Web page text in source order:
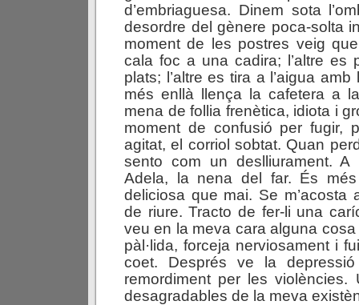
d’embriaguesa. Dinem sota
desordre del gènere poca-solta
moment de les postres veig
cala foc a una cadira; l’altre es
plats; l’altre es tira a l’aigua amb
més enllà llença la cafetera a
mena de follia frenètica, idiota i
moment de confusió per fugir,
agitat, el corriol sobtat. Quan
sento com un deslliurament. A
Adela, la nena del far. És
deliciosa que mai. Se m’acosta
de riure. Tracto de fer-li una
veu en la meva cara alguna
pàl·lida, forceja nerviosament i
coet. Després ve la
remordiment per les
desagradables de la meva